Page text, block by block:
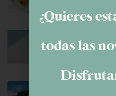
¿LA
¿Quieres
todas las